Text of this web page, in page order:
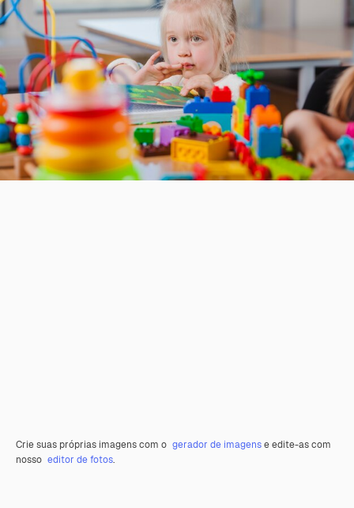
Crie suas próprias imagens com o gerador de imagense edite-as com
nosso editor de fotos.